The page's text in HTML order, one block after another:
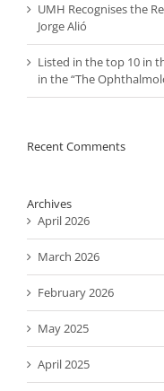
UMH Recognises the
Jorge Alió
Listed in the top 10 in
in the “The
Recent Comments
Archives
April 2026
March 2026
February 2026
May 2025
April 2025